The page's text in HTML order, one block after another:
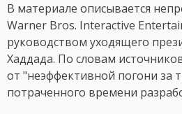
В материале описывается
Warner Bros. Interactive
руководством уходящего
Хаддада. По словам
от "неэффективной погони за
потраченного времени